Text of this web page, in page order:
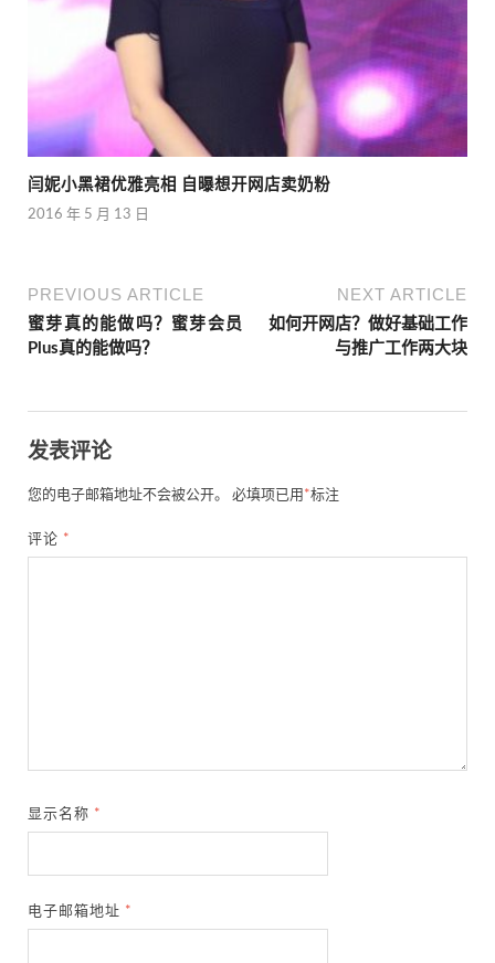
闫妮小黑裙优雅亮相 自曝想开网店卖奶粉
2016 年 5 月 13 日
PREVIOUS ARTICLE
蜜芽真的能做吗？蜜芽会员
Plus真的能做吗？
NEXT ARTICLE
如何开网店？做好基础工作
与推广工作两大块
发表评论
您的电子邮箱地址不会被公开。 必填项已用 *标注
评论 *
显示名称 *
电子邮箱地址 *